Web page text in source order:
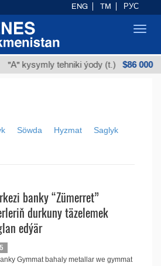
"А" kysymly tehniki ýody (t.) $86 000
Söwda Hyzmat Saglyk
banky “Zümerret”
durkuny täzelemek
edýär
Gymmat bahaly metallar we gymmat
ENG TM РУС